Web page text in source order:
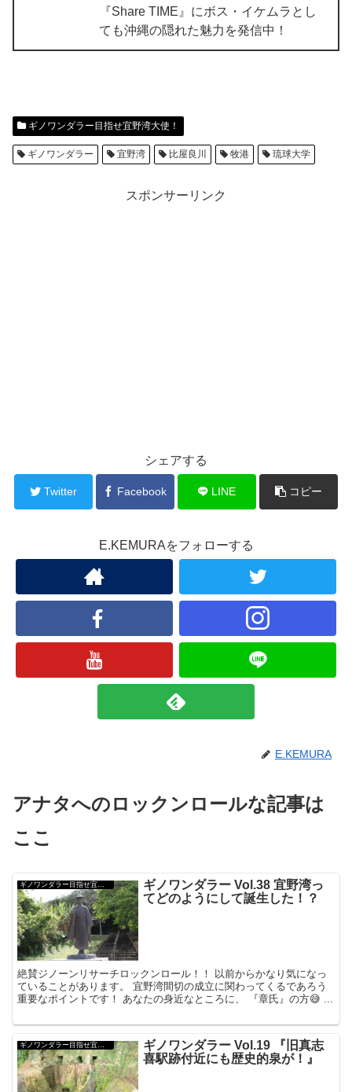
『Share TIME』にボス・イケムラとし
ても沖縄の隠れた魅力を発信中！
ギノワンダラー目指せ宜野湾大使！
ギノワンダラー 宜野湾 比屋良川 牧港 琉球大学
スポンサーリンク
シェアする
Twitter Facebook LINE コピー
E.KEMURAをフォローする
E.KEMURA
アナタへのロックンロールな記事は
ここ
ギノワンダラー Vol.38 宜野湾っ
てどのようにして誕生した！？
絶賛ジノーンリサーチロックンロール！！ 以前からかなり気になっ
ていることがあります。 宜野湾間切の成立に関わってくるであろう
重要なポイントです！ あなたの身近なところに、 『章氏』の方😅 ...
ギノワンダラー目指せ宜野湾大使！
ギノワンダラー Vol.19 『旧真志
喜駅跡付近にも歴史的泉が！』